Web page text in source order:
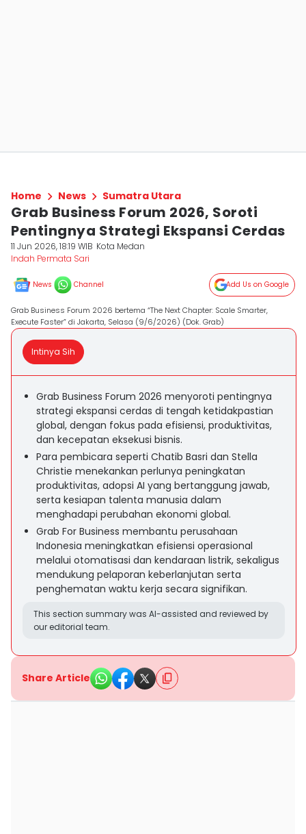
Home News Sumatra Utara
Grab Business Forum 2026, Soroti
Pentingnya Strategi Ekspansi Cerdas
11 Jun 2026, 18:19 WIB Kota Medan
Indah Permata Sari
News Channel Add Us on Google
Grab Business Forum 2026 bertema “The Next Chapter: Scale Smarter,
Execute Faster” di Jakarta, Selasa (9/6/2026) (Dok. Grab)
Intinya Sih
Grab Business Forum 2026 menyoroti pentingnya
strategi ekspansi cerdas di tengah ketidakpastian
global, dengan fokus pada efisiensi, produktivitas,
dan kecepatan eksekusi bisnis.
Para pembicara seperti Chatib Basri dan Stella
Christie menekankan perlunya peningkatan
produktivitas, adopsi AI yang bertanggung jawab,
serta kesiapan talenta manusia dalam
menghadapi perubahan ekonomi global.
Grab For Business membantu perusahaan
Indonesia meningkatkan efisiensi operasional
melalui otomatisasi dan kendaraan listrik, sekaligus
mendukung pelaporan keberlanjutan serta
penghematan waktu kerja secara signifikan.
This section summary was AI-assisted and reviewed by
our editorial team.
Share Article